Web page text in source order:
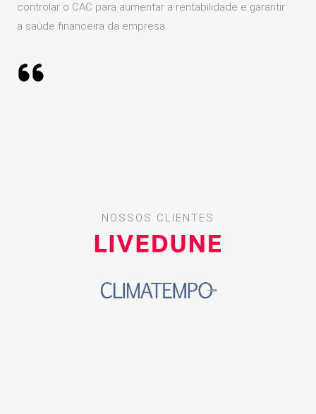
controlar o CAC para aumentar a rentabilidade e garantir
a saúde financeira da empresa.
NOSSOS CLIENTES